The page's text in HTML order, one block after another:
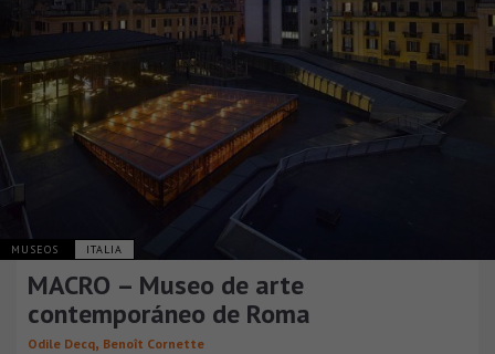
MUSEOS ITALIA
MACRO – Museo de arte
contemporáneo de Roma
Odile Decq, Benoît Cornette